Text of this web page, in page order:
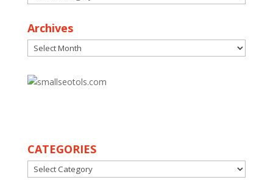
Archives
Archives
CATEGORIES
CATEGORIES